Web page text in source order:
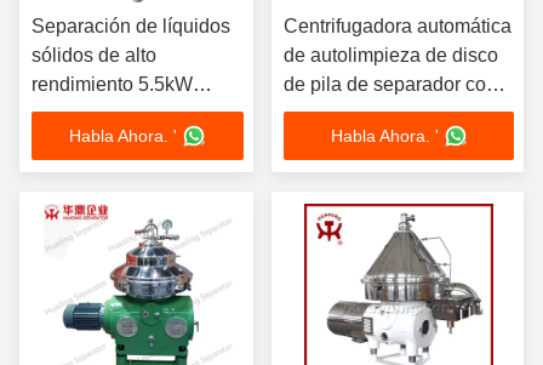
Separación de líquidos
sólidos de alto
rendimiento 5.5kW
Motor SS304 Bowl
Certificado CE
Habla Ahora. '
Centrifugadora automática
de autolimpieza de disco
de pila de separador con
control PLC 380V 7.5kW
Sistema de descarga de
lodo
Habla Ahora. '